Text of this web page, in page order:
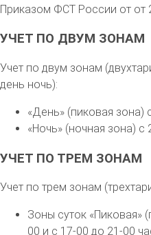
Приказом ФСТ России от от
УЧЕТ ПО ДВУМ ЗОНАМ
Учет по двум зонам
день ночь):
«День» (пиковая зона)
«Ночь» (ночная зона) с
УЧЕТ ПО ТРЕМ ЗОНАМ
Учет по трем зонам
Зоны суток «Пиковая»
00 и с 17-00 до 21-00